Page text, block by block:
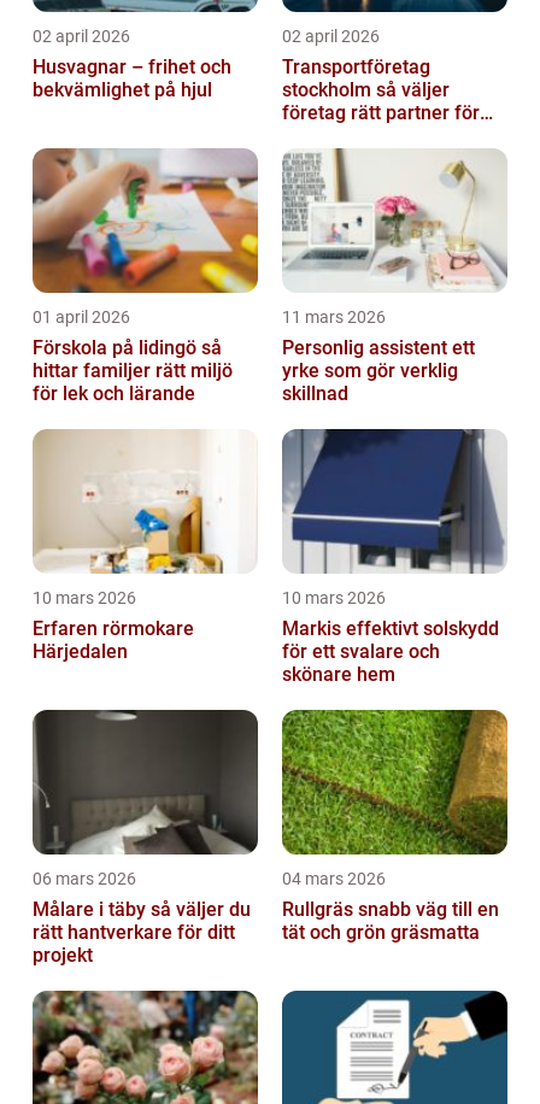
02 april 2026
Husvagnar – frihet och
bekvämlighet på hjul
02 april 2026
Transportföretag
stockholm så väljer
företag rätt partner för
01 april 2026
Förskola på lidingö så
hittar familjer rätt miljö
för lek och lärande
11 mars 2026
Personlig assistent ett
yrke som gör verklig
skillnad
10 mars 2026
Erfaren rörmokare
Härjedalen
10 mars 2026
Markis effektivt solskydd
för ett svalare och
skönare hem
06 mars 2026
Målare i täby så väljer du
rätt hantverkare för ditt
projekt
04 mars 2026
Rullgräs snabb väg till en
tät och grön gräsmatta